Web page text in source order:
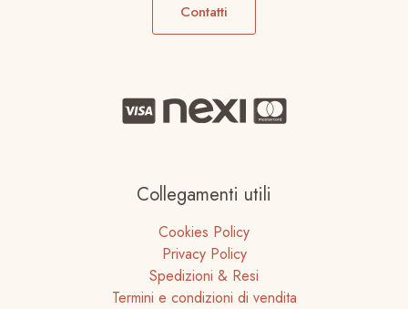
Contatti
Collegamenti utili
Cookies Policy
Privacy Policy
Spedizioni & Resi
Termini e condizioni di vendita